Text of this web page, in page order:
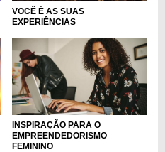
VOCÊ É AS SUAS
EXPERIÊNCIAS
INSPIRAÇÃO PARA O
EMPREENDEDORISMO
FEMININO